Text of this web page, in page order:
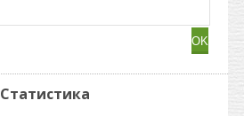
Статистика